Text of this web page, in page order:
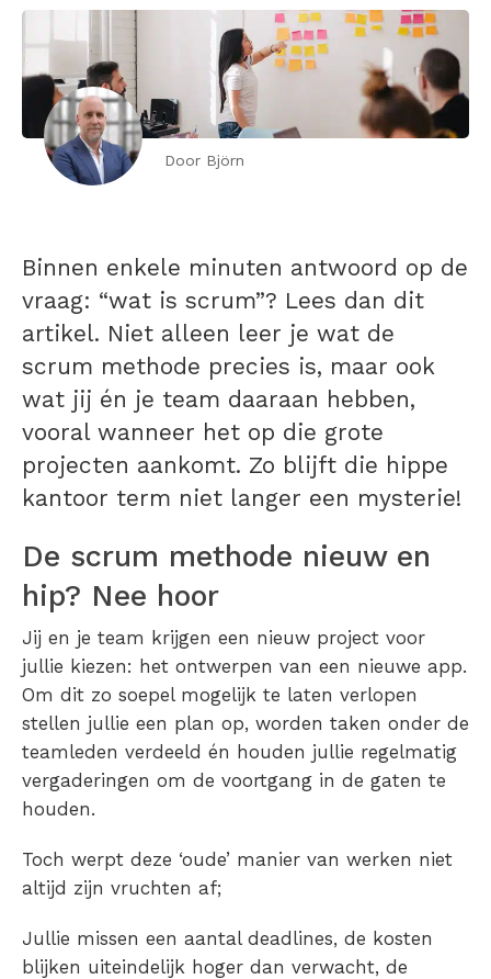
Door Björn
Binnen enkele minuten antwoord op de
vraag: “wat is scrum”? Lees dan dit
artikel. Niet alleen leer je wat de
scrum methode precies is, maar ook
wat jij én je team daaraan hebben,
vooral wanneer het op die grote
projecten aankomt. Zo blijft die hippe
kantoor term niet langer een mysterie!
De scrum methode nieuw en
hip? Nee hoor
Jij en je team krijgen een nieuw project voor
jullie kiezen: het ontwerpen van een nieuwe app.
Om dit zo soepel mogelijk te laten verlopen
stellen jullie een plan op, worden taken onder de
teamleden verdeeld én houden jullie regelmatig
vergaderingen om de voortgang in de gaten te
houden.
Toch werpt deze ‘oude’ manier van werken niet
altijd zijn vruchten af;
Jullie missen een aantal deadlines, de kosten
blijken uiteindelijk hoger dan verwacht, de